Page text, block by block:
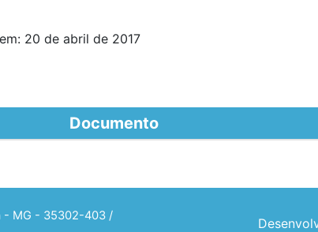
20 de abril de 2017
Documento
- MG - 35302-403 /